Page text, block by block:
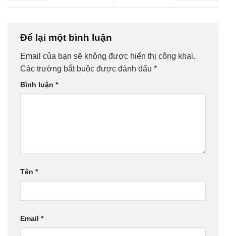
Để lại một bình luận
Email của bạn sẽ không được hiển thị công khai.
Các trường bắt buộc được đánh dấu *
Bình luận *
Tên *
Email *